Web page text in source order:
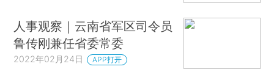
人事观察｜云南省军区司令员
鲁传刚兼任省委常委
2022年02月24日 APP打开